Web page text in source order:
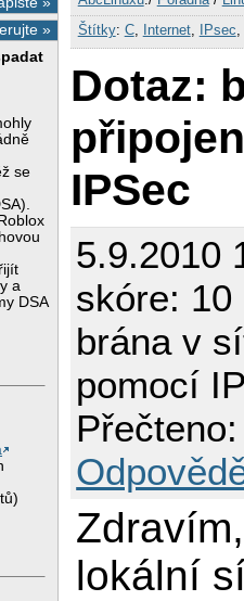
»
se
a
DSA
Štítky: C, Internet, IPsec
Dotaz:
IPSec
5.9.2010
skóre: 10
brána v
pomocí
lokální